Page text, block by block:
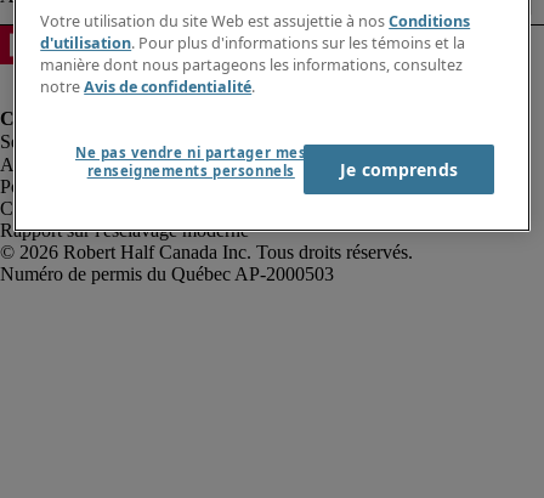
Alerte à la fraude
Politique de confidentialité
Conditions d’utilisation
Rapport sur l'esclavage moderne
Robert Half Canada Inc. Tous droits réservés.
Votre utilisation du site Web est assujettie à nosConditions
d'utilisation. Pour plus d'informations sur les témoins et la
manière dont nous partageons les informations, consultez
notreAvis de confidentialité.
Ne pas vendre ni partager mes
renseignements personnels
Je comprends